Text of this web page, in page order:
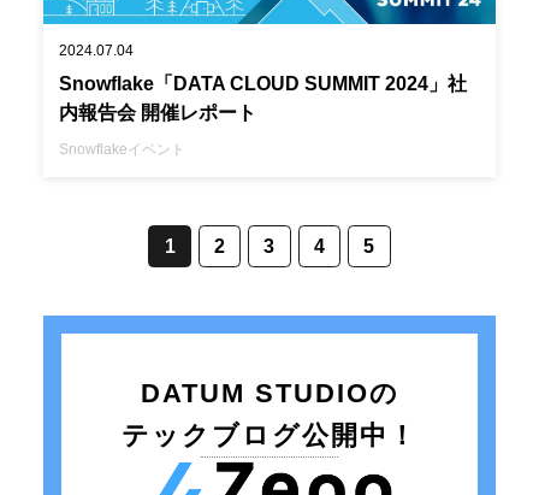
2024.07.04
Snowflake「DATA CLOUD SUMMIT 2024」社
内報告会 開催レポート
Snowflakeイベント
1 2 3 4 5
DATUM STUDIOの
テックブログ公開中！